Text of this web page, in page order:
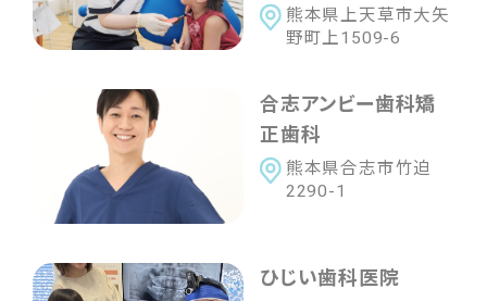
中部
岐阜県 愛知県
近畿
滋賀県 大阪府
熊本県上天草市大矢
野町上1509-6
合志アンビー歯科矯
正歯科
熊本県合志市竹迫
2290-1
ひじい歯科医院